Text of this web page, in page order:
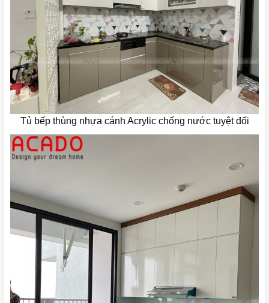
Tủ bếp thùng nhựa cánh Acrylic chống nước tuyệt đối